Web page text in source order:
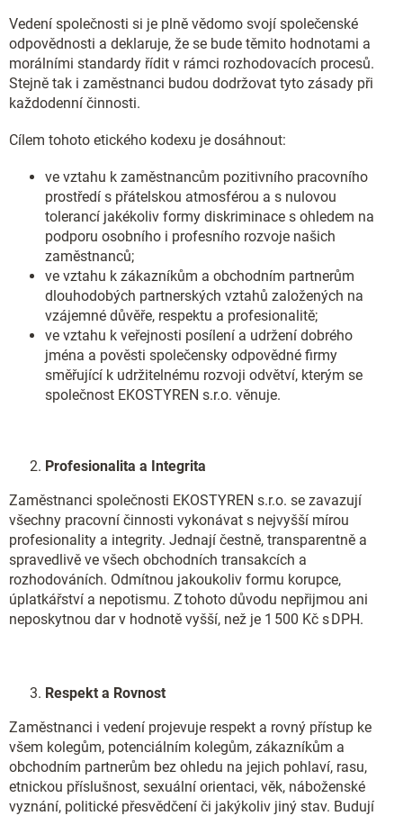
Vedení společnosti si je plně vědomo svojí společenské
odpovědnosti a deklaruje, že se bude těmito hodnotami a
morálními standardy řídit v rámci rozhodovacích procesů.
Stejně tak i zaměstnanci budou dodržovat tyto zásady při
každodenní činnosti.
Cílem tohoto etického kodexu je dosáhnout:
ve vztahu k zaměstnancům pozitivního pracovního
prostředí s přátelskou atmosférou a s nulovou
tolerancí jakékoliv formy diskriminace s ohledem na
podporu osobního i profesního rozvoje našich
zaměstnanců;
ve vztahu k zákazníkům a obchodním partnerům
dlouhodobých partnerských vztahů založených na
vzájemné důvěře, respektu a profesionalitě;
ve vztahu k veřejnosti posílení a udržení dobrého
jména a pověsti společensky odpovědné firmy
směřující k udržitelnému rozvoji odvětví, kterým se
společnost EKOSTYREN s.r.o. věnuje.
Profesionalita a Integrita
Zaměstnanci společnosti EKOSTYREN s.r.o. se zavazují
všechny pracovní činnosti vykonávat s nejvyšší mírou
profesionality a integrity. Jednají čestně, transparentně a
spravedlivě ve všech obchodních transakcích a
rozhodováních. Odmítnou jakoukoliv formu korupce,
úplatkářství a nepotismu. Z tohoto důvodu nepřijmou ani
neposkytnou darv hodnotě vyšší, než je 1 500 Kč s DPH.
Respekt a Rovnost
Zaměstnanci i vedení projevuje respekt a rovný přístup ke
všem kolegům, potenciálním kolegům, zákazníkům a
obchodním partnerům bez ohledu na jejich pohlaví, rasu,
etnickou příslušnost, sexuální orientaci, věk, náboženské
vyznání, politické přesvědčení či jakýkoliv jiný stav. Budují